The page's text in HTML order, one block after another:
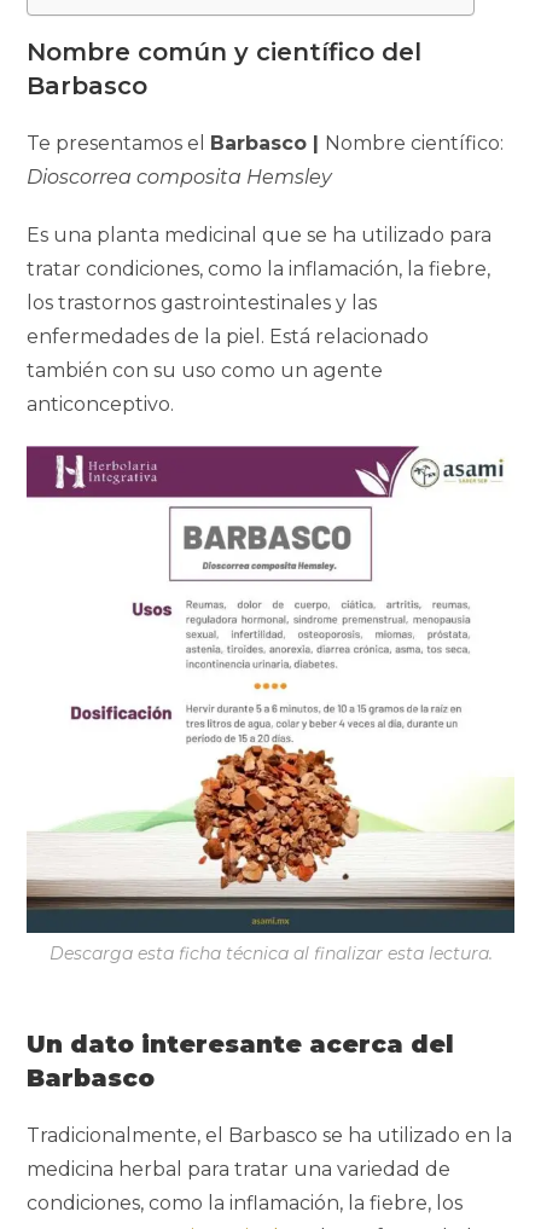
Nombre común y científico del
Barbasco
Te presentamos el Barbasco | Nombre científico:
Dioscorrea composita Hemsley
Es una planta medicinal quese ha utilizado para
tratar condiciones, como la inflamación, la fiebre,
los trastornos gastrointestinales y las
enfermedades de la piel. Está relacionado
también con su uso como un agente
anticonceptivo.
Descarga esta ficha técnica al finalizar esta lectura.
Un dato interesante acerca del
Barbasco
Tradicionalmente, el Barbasco se ha utilizado en la
medicina herbal para tratar una variedad de
condiciones, como la inflamación, la fiebre, los